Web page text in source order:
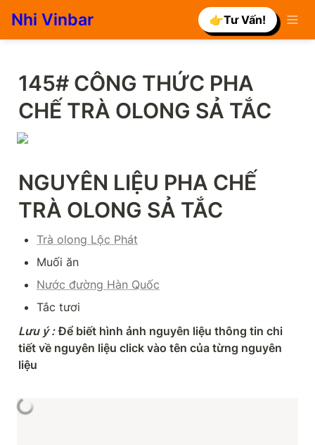
Nhi Vinbar 👉Tư Vấn!
145# CÔNG THỨC PHA
CHẾ TRÀ OLONG SẢ TẮC
NGUYÊN LIỆU PHA CHẾ
TRÀ OLONG SẢ TẮC
Trà olong Lộc Phát
Muối ăn
Nước đường Hàn Quốc
Tắc tươi
Lưu ý : Để biết hình ảnh nguyên liệu thông tin chi
tiết về nguyên liệu click vào tên của từng nguyên
liệu